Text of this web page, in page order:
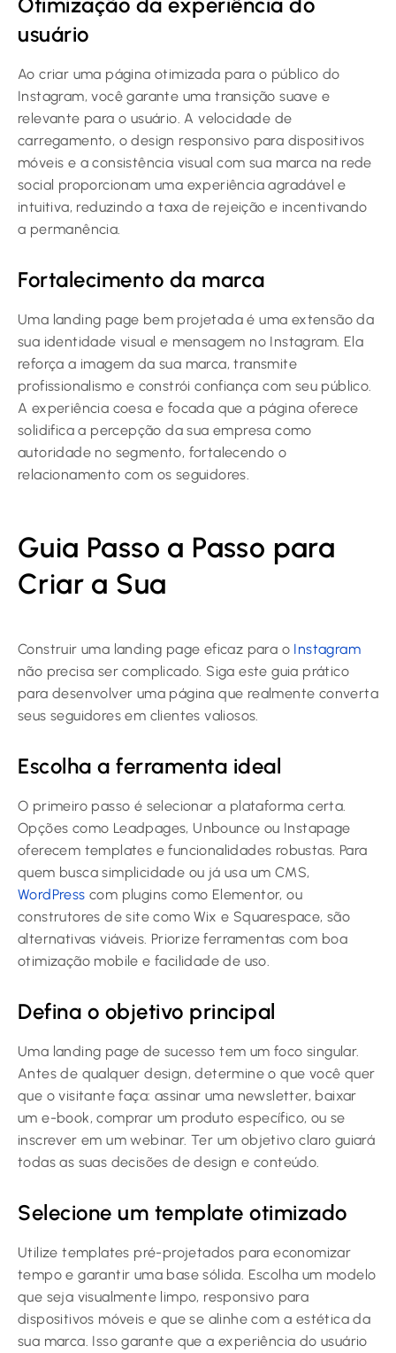
usuário
Ao criar uma página otimizada para o público do
Instagram, você garante uma transição suave e
relevante para o usuário. A velocidade de
carregamento, o design responsivo para dispositivos
móveis e a consistência visual com sua marca na rede
social proporcionam uma experiência agradável e
intuitiva, reduzindo a taxa de rejeição e incentivando
a permanência.
Fortalecimento da marca
Uma landing page bem projetada é uma extensão da
sua identidade visual e mensagem no Instagram. Ela
reforça a imagem da sua marca, transmite
profissionalismo e constrói confiança com seu público.
A experiência coesa e focada que a página oferece
solidifica a percepção da sua empresa como
autoridade no segmento, fortalecendo o
relacionamento com os seguidores.
Guia Passo a Passo para
Criar a Sua
Construir uma landing page eficaz para o Instagram
não precisa ser complicado. Siga este guia prático
para desenvolver uma página que realmente converta
seus seguidores em clientes valiosos.
Escolha a ferramenta ideal
O primeiro passo é selecionar a plataforma certa.
Opções como Leadpages, Unbounce ou Instapage
oferecem templates e funcionalidades robustas. Para
quem busca simplicidade ou já usa um CMS,
WordPress com plugins como Elementor, ou
construtores de site como Wix e Squarespace, são
alternativas viáveis. Priorize ferramentas com boa
otimização mobile e facilidade de uso.
Defina o objetivo principal
Uma landing page de sucesso tem um foco singular.
Antes de qualquer design, determine o que você quer
que o visitante faça: assinar uma newsletter, baixar
um e-book, comprar um produto específico, ou se
inscrever em um webinar. Ter um objetivo claro guiará
todas as suas decisões de design e conteúdo.
Selecione um template otimizado
Utilize templates pré-projetados para economizar
tempo e garantir uma base sólida. Escolha um modelo
que seja visualmente limpo, responsivo para
dispositivos móveis e que se alinhe com a estética da
sua marca. Isso garante que a experiência do usuário